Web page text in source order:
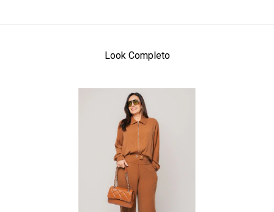
Look Completo